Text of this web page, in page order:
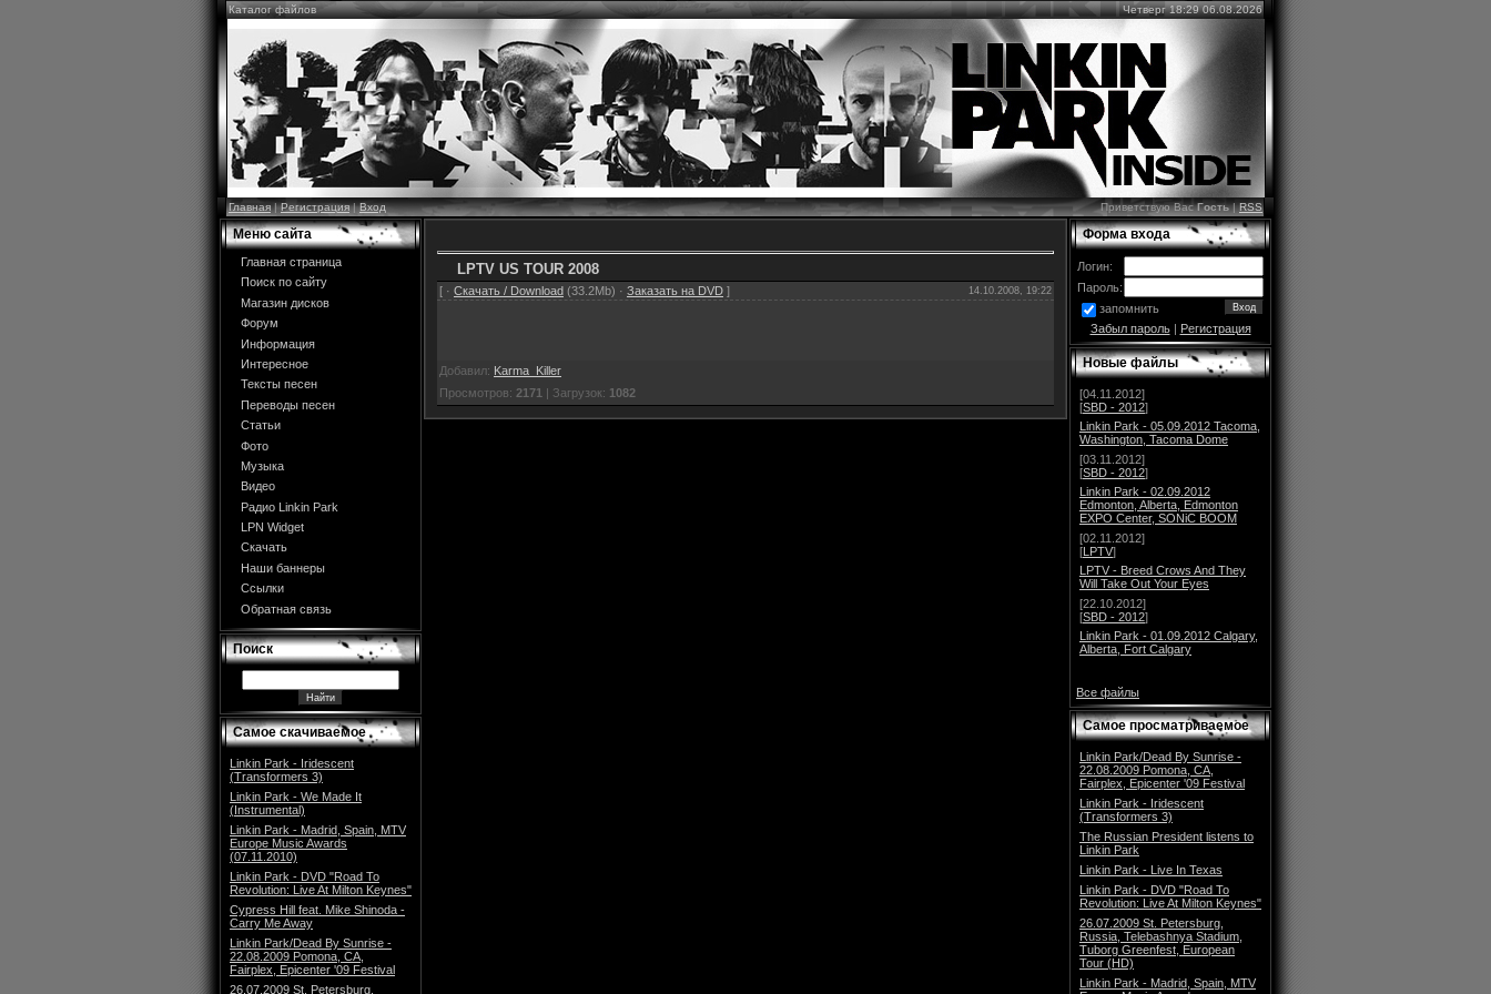
Каталог файлов Четверг 18:29 06.08.2026
Главная|Регистрация|Вход Приветствую ВасГость|RSS
Меню сайта
Главная страница
Поиск по сайту
Магазин дисков
Форум
Информация
Интересное
Тексты песен
Переводы песен
Статьи
Фото
Музыка
Видео
Радио Linkin Park
LPN Widget
Скачать
Наши баннеры
Ссылки
Обратная связь
Поиск
Самое скачиваемое
Linkin Park - Iridescent
(Transformers 3)
Linkin Park - We Made It
(Instrumental)
Linkin Park - Madrid, Spain, MTV
Europe Music Awards
(07.11.2010)
Linkin Park - DVD "Road To
Revolution: Live At Milton Keynes"
Cypress Hill feat. Mike Shinoda -
Carry Me Away
Linkin Park/Dead By Sunrise -
22.08.2009 Pomona, CA,
Fairplex, Epicenter '09 Festival
26.07.2009 St. Petersburg,
LPTV US TOUR 2008
[ · Скачать / Download (33.2Mb) · Заказать на DVD ] 14.10.2008, 19:22
Добавил: Karma_Killer
Просмотров: 2171 | Загрузок: 1082
Форма входа
Логин:
Пароль:
запомнить
Забыл пароль| Регистрация
Новые файлы
[04.11.2012]
[SBD - 2012]
Linkin Park - 05.09.2012 Tacoma,
Washington, Tacoma Dome
[03.11.2012]
[SBD - 2012]
Linkin Park - 02.09.2012
Edmonton, Alberta, Edmonton
EXPO Center, SONiC BOOM
[02.11.2012]
[LPTV]
LPTV - Breed Crows And They
Will Take Out Your Eyes
[22.10.2012]
[SBD - 2012]
Linkin Park - 01.09.2012 Calgary,
Alberta, Fort Calgary
Все файлы
Самое просматриваемое
Linkin Park/Dead By Sunrise -
22.08.2009 Pomona, CA,
Fairplex, Epicenter '09 Festival
Linkin Park - Iridescent
(Transformers 3)
The Russian President listens to
Linkin Park
Linkin Park - Live In Texas
Linkin Park - DVD "Road To
Revolution: Live At Milton Keynes"
26.07.2009 St. Petersburg,
Russia, Telebashnya Stadium,
Tuborg Greenfest, European
Tour (HD)
Linkin Park - Madrid, Spain, MTV